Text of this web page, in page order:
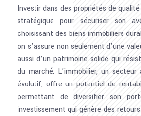
Investir dans des propriétés de
stratégique pour sécuriser son
choisissant des biens immobiliers
on s’assure non seulement d’une
aussi d’un patrimoine solide qui
du marché. L’immobilier, un
évolutif, offre un potentiel de
permettant de diversifier son
investissement qui génère des